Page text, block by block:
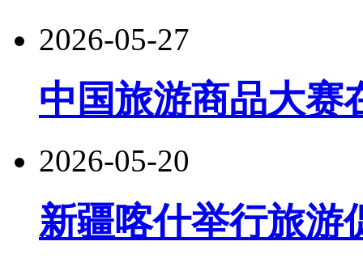
2026-05-27
中国旅游商品大赛
2026-05-20
新疆喀什举行旅游